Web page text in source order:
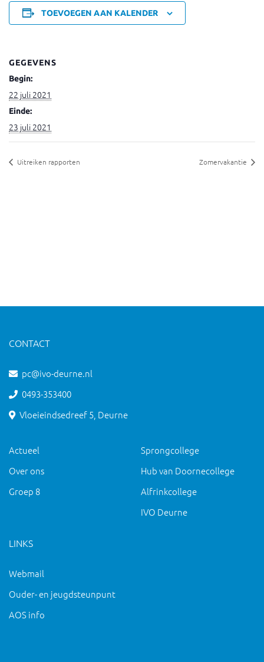
TOEVOEGEN AAN KALENDER
GEGEVENS
Begin:
22 juli 2021
Einde:
23 juli 2021
Uitreiken rapporten Zomervakantie
CONTACT
pc@ivo-deurne.nl
0493-353400
Vloeieindsedreef 5, Deurne
Actueel
Over ons
Groep 8
Sprongcollege
Hub van Doornecollege
Alfrinkcollege
IVO Deurne
LINKS
Webmail
Ouder- en jeugdsteunpunt
AOS info